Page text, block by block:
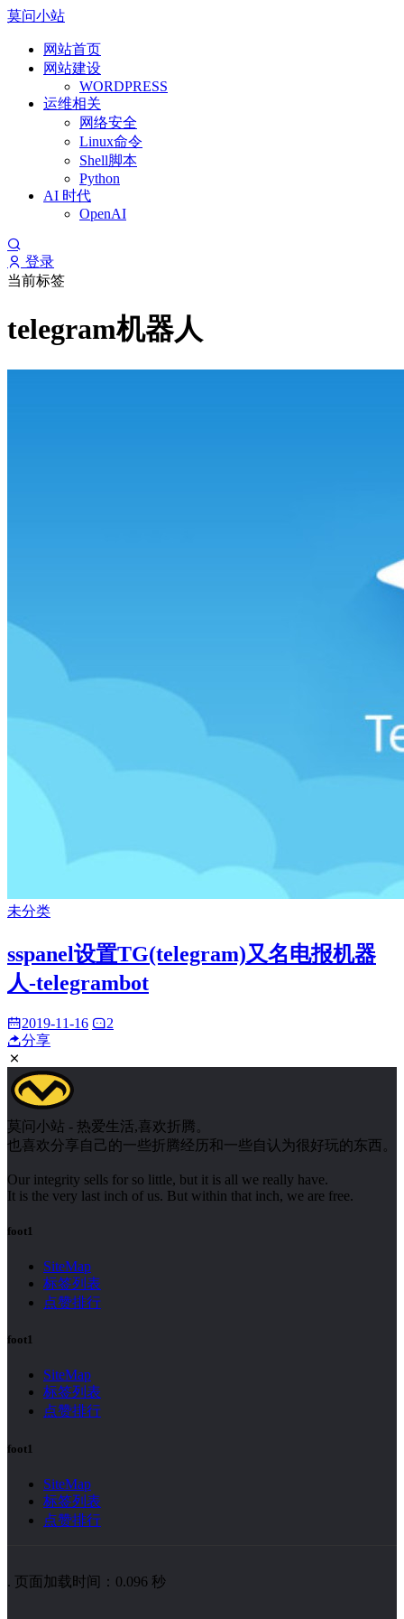
莫问小站
网站首页
网站建设
WORDPRESS
运维相关
网络安全
Linux命令
Shell脚本
Python
AI 时代
OpenAI
登录
当前标签
telegram机器人
未分类
sspanel设置TG(telegram)又名电报机器
人-telegrambot
2019-11-16
2
分享
莫问小站 - 热爱生活,喜欢折腾。
也喜欢分享自己的一些折腾经历和一些自认为很好玩的东西。
Our integrity sells for so little, but it is all we really have.
It is the very last inch of us. But within that inch, we are free.
foot1
SiteMap
标签列表
点赞排行
foot1
SiteMap
标签列表
点赞排行
foot1
SiteMap
标签列表
点赞排行
. 页面加载时间：0.096 秒